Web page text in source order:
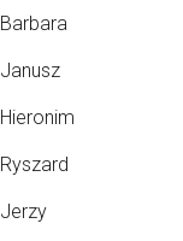
Barbara
Janusz
Hieronim
Ryszard
Jerzy